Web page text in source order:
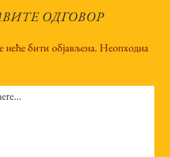
ОДГОВОР
неће бити објављена. Неопходна